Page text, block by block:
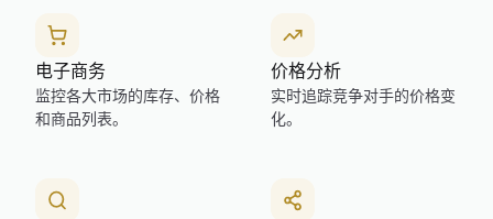
电子商务
监控各大市场的库存、价格
和商品列表。
价格分析
实时追踪竞争对手的价格变
化。